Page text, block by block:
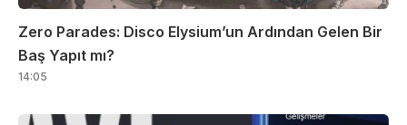
Zero Parades: Disco Elysium’un Ardından Gelen Bir
Baş Yapıt mı?
14:05